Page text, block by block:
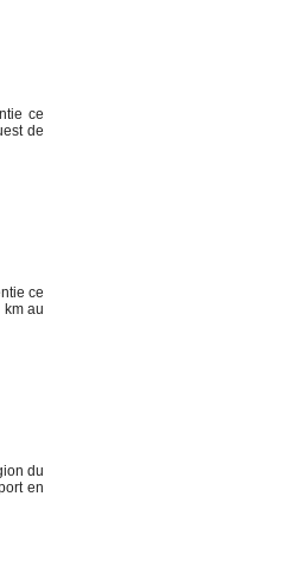
ce
de
ce
au
du
en